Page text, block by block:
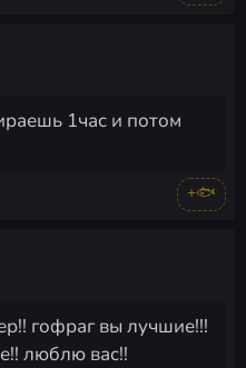
1час и потом
+🐟
гофраг вы лучшие!!!
люблю вас!!